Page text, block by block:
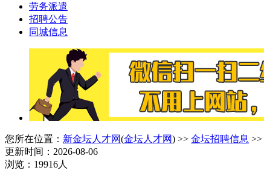
劳务派遣
招聘公告
同城信息
您所在位置： 新金坛人才网(金坛人才网) >> 金坛招聘信息 >>
更新时间：2026-08-06
浏览：19916人